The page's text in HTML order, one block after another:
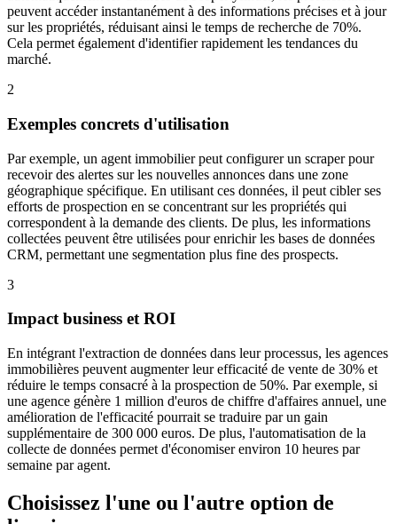
peuvent accéder instantanément à des informations précises et à jour
sur les propriétés, réduisant ainsi le temps de recherche de 70%.
Cela permet également d'identifier rapidement les tendances du
marché.
2
Exemples concrets d'utilisation
Par exemple, un agent immobilier peut configurer un scraper pour
recevoir des alertes sur les nouvelles annonces dans une zone
géographique spécifique. En utilisant ces données, il peut cibler ses
efforts de prospection en se concentrant sur les propriétés qui
correspondent à la demande des clients. De plus, les informations
collectées peuvent être utilisées pour enrichir les bases de données
CRM, permettant une segmentation plus fine des prospects.
3
Impact business et ROI
En intégrant l'extraction de données dans leur processus, les agences
immobilières peuvent augmenter leur efficacité de vente de 30% et
réduire le temps consacré à la prospection de 50%. Par exemple, si
une agence génère 1 million d'euros de chiffre d'affaires annuel, une
amélioration de l'efficacité pourrait se traduire par un gain
supplémentaire de 300 000 euros. De plus, l'automatisation de la
collecte de données permet d'économiser environ 10 heures par
semaine par agent.
Choisissez l'une ou l'autre option de